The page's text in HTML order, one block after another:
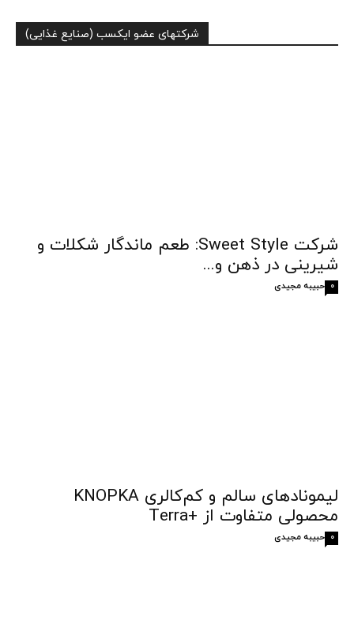
شرکتهای عضو ایکسب (صنایع غذایی)
شرکت Sweet Style: طعم ماندگار شکلات و
شیرینی در ذهن و...
حبیبه مجیدی 0
لیمونادهای سالم و کم‌کالری KNOPKA
محصولی متفاوت از +Terra
حبیبه مجیدی 0